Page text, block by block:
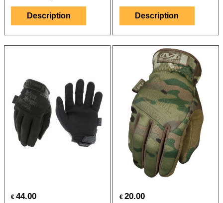
Description Description
€ 44.00 € 20.00